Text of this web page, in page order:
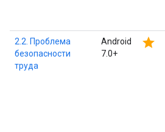
2.2. Проблема
безопасности
труда
Android
7.0+
star